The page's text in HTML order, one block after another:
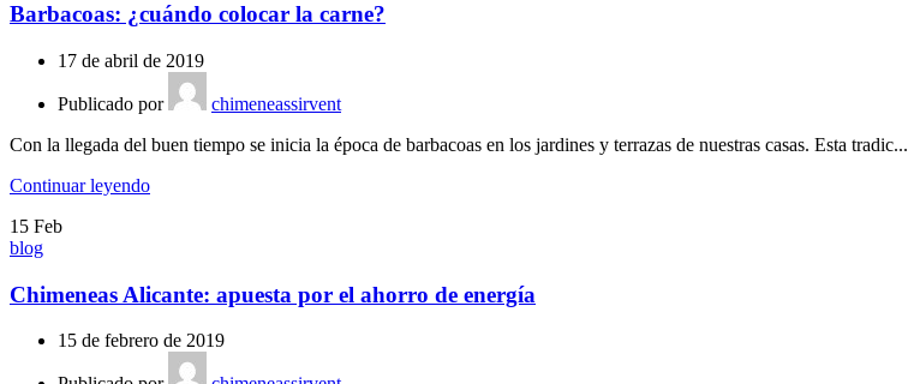
Barbacoas: ¿cuándo colocar la carne?
17 de abril de 2019
Publicado por
chimeneassirvent
Con la llegada del buen tiempo se inicia la época de barbacoas en los jardines y terrazas de nuestras casas. Esta tradic...
Continuar leyendo
15 Feb
blog
Chimeneas Alicante: apuesta por el ahorro de energía
15 de febrero de 2019